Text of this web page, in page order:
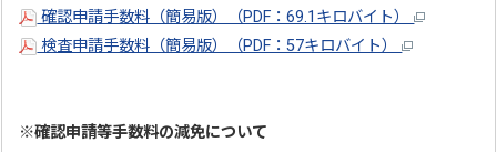
確認申請手数料（簡易版）（PDF：69.1キロバイト）
検査申請手数料（簡易版）（PDF：57キロバイト）
※確認申請等手数料の減免について